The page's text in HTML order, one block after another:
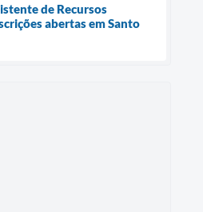
de Recursos
abertas em Santo